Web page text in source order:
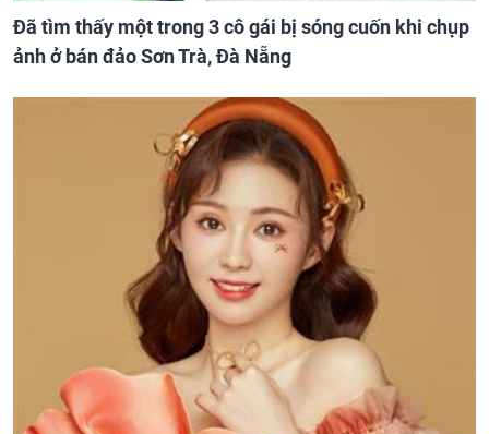
Đã tìm thấy một trong 3 cô gái bị sóng cuốn khi chụp
ảnh ở bán đảo Sơn Trà, Đà Nẵng